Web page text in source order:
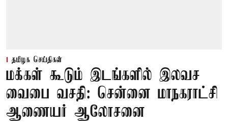
தமிழக செய்திகள்
மக்கள் கூடும் இடங்களில் இலவச
வைபை வசதி: சென்னை மாநகராட்சி
ஆணையர் ஆலோசனை